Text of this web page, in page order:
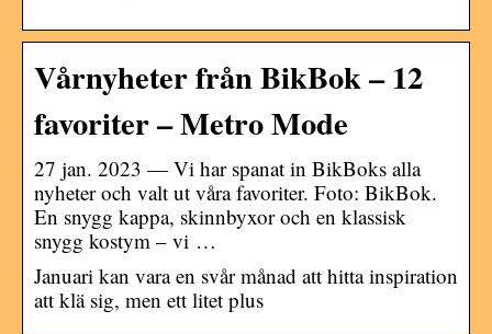
Vårnyheter från BikBok – 12
favoriter – Metro Mode
27 jan. 2023 — Vi har spanat in BikBoks alla
nyheter och valt ut våra favoriter. Foto: BikBok.
En snygg kappa, skinnbyxor och en klassisk
snygg kostym – vi …
Januari kan vara en svår månad att hitta inspiration
att klä sig, men ett litet plus